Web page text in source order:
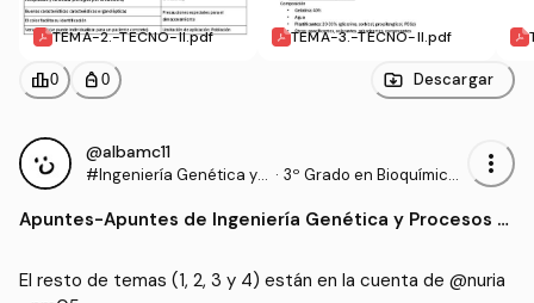
TEMA-2.-TECNO-II.pdf TEMA-3.-TECNO-II.pdf
leaderboard0 personal_bag 0 Descargar
@albamc11
#Ingeniería Genética y P
s
· 3º Grado en Bioquímica
I)
more_vert
Apuntes-Apuntes de Ingeniería Genética y Procesos Bi
El resto de temas (1, 2, 3 y 4) están en la cuenta de @nuria